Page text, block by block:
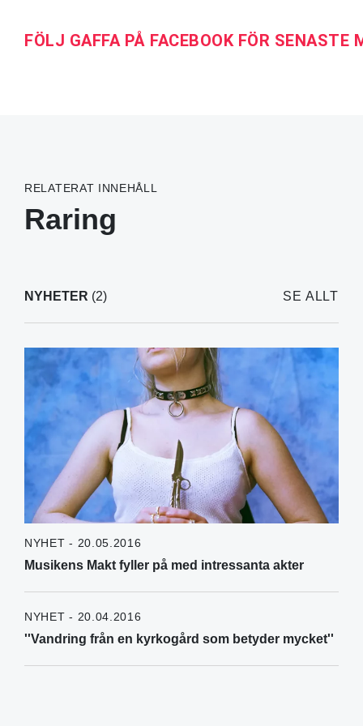
FÖLJ GAFFA PÅ FACEBOOK FÖR SENASTE
RELATERAT INNEHÅLL
Raring
NYHETER (2) SE ALLT
NYHET - 20.05.2016
Musikens Makt fyller på med intressanta akter
NYHET - 20.04.2016
''Vandring från en kyrkogård som betyder mycket''